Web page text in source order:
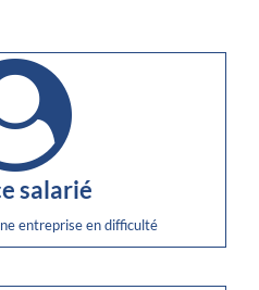
salarié
entreprise en difficulté